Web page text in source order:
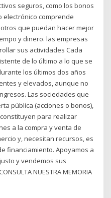
seguros, como los bonos
electrónico comprende
que puedan hacer mejor
y dinero. las empresas
sus actividades Cada
de lo último a lo que se
los últimos dos años
y elevados, aunque no
Las sociedades que
pública (acciones o bonos),
para realizar
a la compra y venta de
y, necesitan recursos, es
financiamiento. Apoyamos a
y vendemos sus
NUESTRA MEMORIA